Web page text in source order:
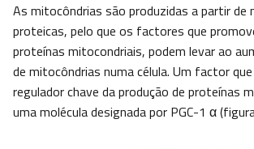
As mitocôndrias são produzidas a partir de
proteicas, pelo que os factores que
proteínas mitocondriais, podem levar ao
de mitocôndrias numa célula. Um factor
regulador chave da produção de proteínas
uma molécula designada por PGC-1 α